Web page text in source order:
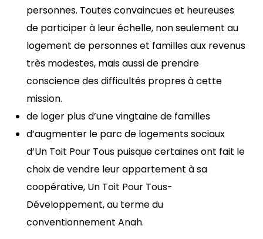
personnes. Toutes convaincues et heureuses
de participer à leur échelle, non seulement au
logement de personnes et familles aux revenus
très modestes, mais aussi de prendre
conscience des difficultés propres à cette
mission.
de loger plus d’une vingtaine de familles
d’augmenter le parc de logements sociaux
d’Un Toit Pour Tous puisque certaines ont fait le
choix de vendre leur appartement à sa
coopérative, Un Toit Pour Tous-
Développement, au terme du
conventionnement Anah.